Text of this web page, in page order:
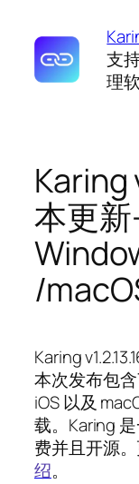
支
理
Karing
本更
/
Karing
本次发布包
iOS 以及
载。Karing
费并且开源
绍。